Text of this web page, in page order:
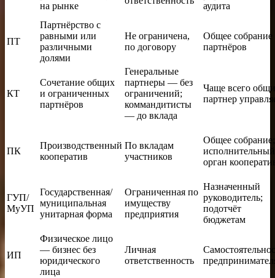
на рынке
аудита
ПТ
Партнёрство с
равными или
различными
долями
Не ограничена,
по договору
Общее собрание
партнёров
КТ
Сочетание общих
и ограниченных
партнёров
Генеральные
партнеры — без
ограничений;
коммандитисты
— до вклада
Чаще всего
партнер
ПК
Производственный
кооператив
По вкладам
участников
Общее собрание;
исполнительный
орган
ГУП/
МуУП
Государственная/
муниципальная
унитарная форма
Ограниченная по
имуществу
предприятия
Назначенный
руководитель;
подотчёт
бюджетам
ИП
Физическое лицо
— бизнес без
юридического
лица
Личная
ответственность